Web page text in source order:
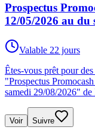
Prospectus
12/05/2026 au du
Valable 22 jours
Êtes-vous prêt pour
"Prospectus
samedi 29/08/2026" de
Voir Suivre